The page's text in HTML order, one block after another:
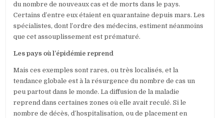
du nombre de nouveaux cas et de morts dans le pays.
Certains d’entre eux étaient en quarantaine depuis mars. Les
spécialistes, dont l’ordre des médecins, estiment néanmoins
que cet assouplissement est prématuré.
Les pays où l’épidémie reprend
Mais ces exemples sont rares, ou très localisés, et la
tendance globale est à la résurgence du nombre de cas un
peu partout dans le monde. La diffusion de la maladie
reprend dans certaines zones où elle avait reculé. Si le
nombre de décès, d’hospitalisation, ou de placement en